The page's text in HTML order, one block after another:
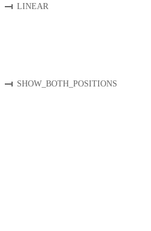
LINEAR
SHOW_BOTH_POSITIONS